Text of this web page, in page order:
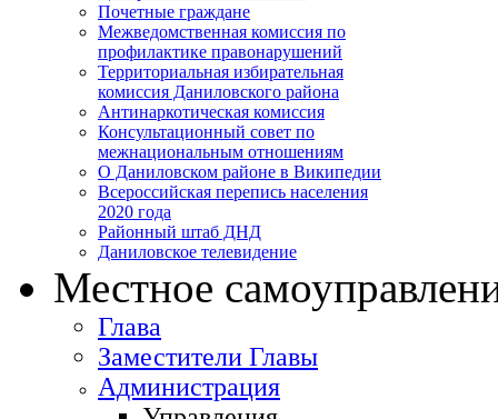
Почетные граждане
Межведомственная комиссия по
профилактике правонарушений
Территориальная избирательная
комиссия Даниловского района
Антинаркотическая комиссия
Консультационный совет по
межнациональным отношениям
О Даниловском районе в Википедии
Всероссийская перепись населения
2020 года
Районный штаб ДНД
Даниловское телевидение
Местное
Глава
Заместители Главы
Администрация